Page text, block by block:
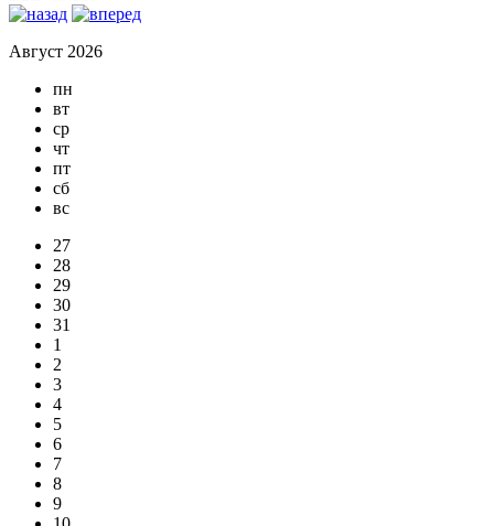
Август 2026
пн
вт
ср
чт
пт
сб
вс
27
28
29
30
31
1
2
3
4
5
6
7
8
9